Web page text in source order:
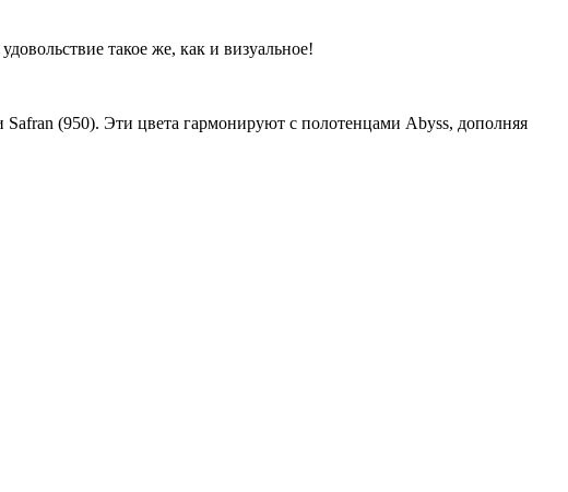
такое же, как и визуальное!
(950). Эти цвета гармонируют с полотенцами Abyss, дополняя